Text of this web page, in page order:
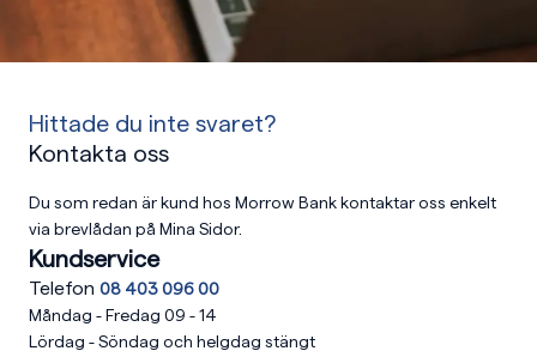
Hittade du inte svaret?
Kontakta oss
Du som redan är kund hos Morrow Bank kontaktar oss enkelt
via brevlådan på Mina Sidor.
Kundservice
Telefon 08 403 096 00
Måndag - Fredag 09 - 14
Lördag - Söndag och helgdag stängt